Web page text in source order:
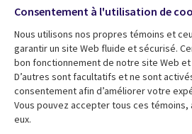
Ressources
Articles
réseaux
Consentement à l'utilisation de
Nous utilisons nos propres témoins et
garantir un site Web fluide et sécurisé.
bon fonctionnement de notre site Web
D’autres sont facultatifs et ne sont
consentement afin d’améliorer votre
Vous pouvez accepter tous ces témoins,
eux.